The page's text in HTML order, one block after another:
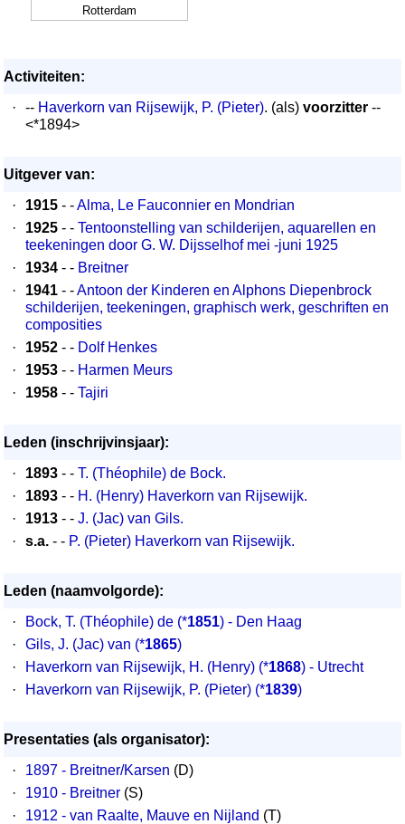
Rotterdam
Activiteiten:
·
-- Haverkorn van Rijsewijk, P. (Pieter). (als) voorzitter --
<*1894>
Uitgever van:
·
1915 - -Alma, Le Fauconnier en Mondrian
·
1925 - - Tentoonstelling van schilderijen, aquarellen en
teekeningen door G. W. Dijsselhof mei -juni 1925
·
1934 - - Breitner
·
1941 - -Antoon der Kinderen en Alphons Diepenbrock
schilderijen, teekeningen, graphisch werk, geschriften en
composities
·
1952 - - Dolf Henkes
·
1953 - - Harmen Meurs
·
1958 - - Tajiri
Leden (inschrijvinsjaar):
·
1893 - - T. (Théophile) de Bock.
·
1893 - - H. (Henry) Haverkorn van Rijsewijk.
·
1913 - - J. (Jac) van Gils.
·
s.a. - - P. (Pieter) Haverkorn van Rijsewijk.
Leden (naamvolgorde):
·
Bock, T. (Théophile) de (*1851) - Den Haag
·
Gils, J. (Jac) van (*1865)
·
Haverkorn van Rijsewijk, H. (Henry) (*1868) - Utrecht
·
Haverkorn van Rijsewijk, P. (Pieter) (*1839)
Presentaties (als organisator):
·
1897 - Breitner/Karsen (D)
·
1910 - Breitner (S)
·
1912 - van Raalte, Mauve en Nijland (T)